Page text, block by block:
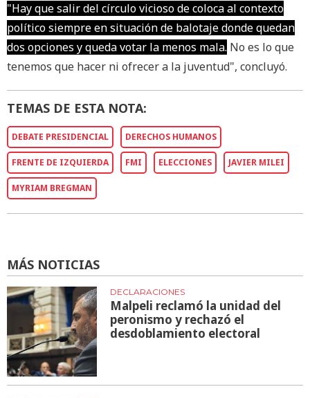
"Hay que salir del círculo vicioso de coloca al contexto
político siempre en situación de balotaje donde quedan
dos opciones y queda votar la menos mala. No es lo que
tenemos que hacer ni ofrecer a la juventud", concluyó.
TEMAS DE ESTA NOTA:
DEBATE PRESIDENCIAL DERECHOS HUMANOS
FRENTE DE IZQUIERDA FMI ELECCIONES JAVIER MILEI
MYRIAM BREGMAN
MÁS NOTICIAS
DECLARACIONES
Malpeli reclamó la unidad del
peronismo y rechazó el
desdoblamiento electoral